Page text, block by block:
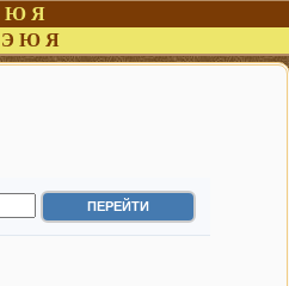
Ю Я
Э Ю Я